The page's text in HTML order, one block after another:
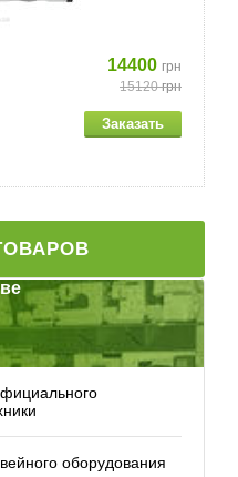
14400 грн
15120грн
оборудования